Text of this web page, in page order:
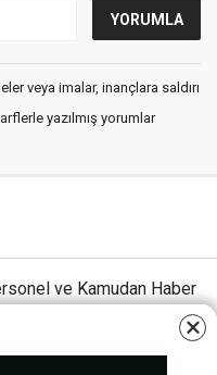
veya imalar, inançlara saldırı
yazılmış yorumlar
ve Kamudan Haber